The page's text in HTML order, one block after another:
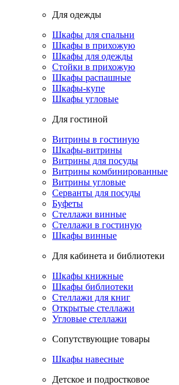
Для одежды
Шкафы для спальни
Шкафы в прихожую
Шкафы для одежды
Стойки в прихожую
Шкафы распашные
Шкафы-купе
Шкафы угловые
Для гостиной
Витрины в гостиную
Шкафы-витрины
Витрины для посуды
Витрины комбинированные
Витрины угловые
Серванты для посуды
Буфеты
Стеллажи винные
Стеллажи в гостиную
Шкафы винные
Для кабинета и библиотеки
Шкафы книжные
Шкафы библиотеки
Стеллажи для книг
Открытые стеллажи
Угловые стеллажи
Сопутствующие товары
Шкафы навесные
Детское и подростковое